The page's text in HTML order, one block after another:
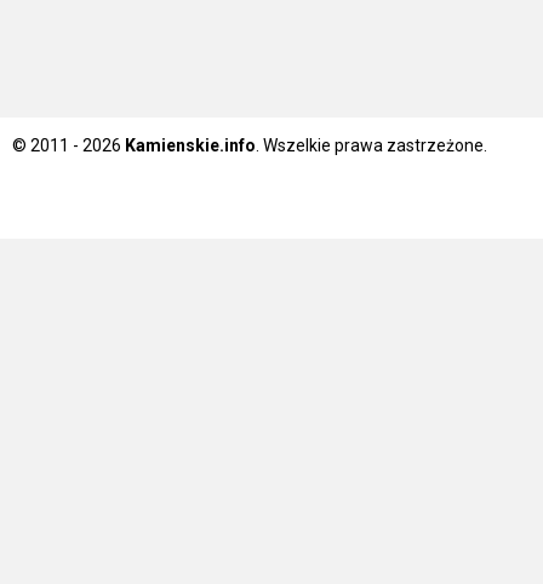
© 2011 - 2026 Kamienskie.info . Wszelkie prawa zastrzeżone.